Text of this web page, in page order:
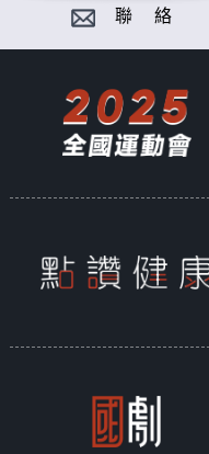
聯 絡